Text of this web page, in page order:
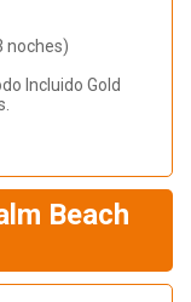
noches)
Incluido Gold
Beach